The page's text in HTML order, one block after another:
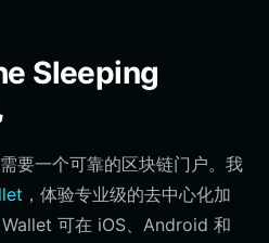
Sleeping
要一个可靠的区块链门户。我
，体验专业级的去中心化加
可在 iOS、Android 和